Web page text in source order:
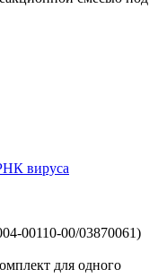
вируса
00110-00/03870061)